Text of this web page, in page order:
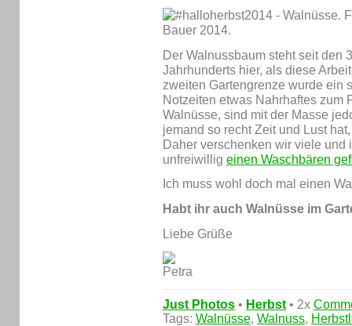
Der Walnussbaum steht seit den
Jahrhunderts hier, als diese
zweiten Gartengrenze wurde ein
Notzeiten etwas Nahrhaftes zum
Walnüsse, sind mit der Masse
jemand so recht Zeit und Lust
Daher verschenken wir viele und
unfreiwillig einen Waschbären
Ich muss wohl doch mal einen
Habt ihr auch Walnüsse im
Liebe Grüße
Just Photos • Herbst • 2x
Tags: Walnüsse, Walnuss,